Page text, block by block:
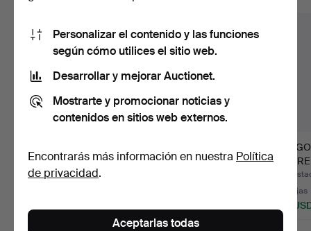
John Ericsson, Alga.
Subastado 24 jun 2026
tipo rueda de póker,
16 pujas
127
Personalizar el contenido y las funciones
según cómo utilices el sitio web.
Desarrollar y mejorar Auctionet.
Mostrarte y promocionar noticias y
contenidos en sitios web externos.
Encontrarás más información en nuestra Política
de privacidad.
Aceptarlas todas